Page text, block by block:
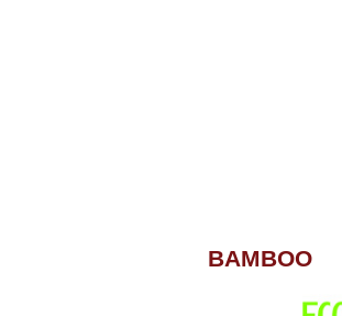
BAMBOO